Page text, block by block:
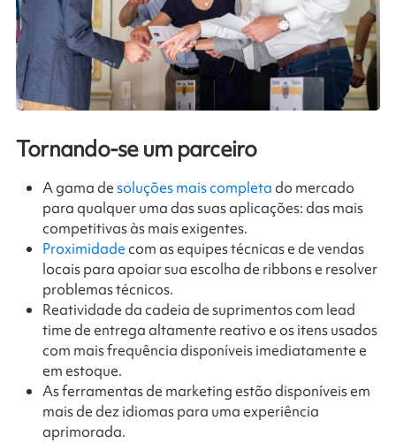
Tornando-se um parceiro
A gama desoluções mais completado mercado
para qualquer uma das suas aplicações: das mais
competitivas às mais exigentes.
Proximidadecom as equipes técnicas e de vendas
locais para apoiar sua escolha de ribbons e resolver
problemas técnicos.
Reatividade da cadeia de suprimentos com lead
time de entrega altamente reativo e os itens usados
​​com mais frequência disponíveis imediatamente e
em estoque.
As ferramentas de marketing estão disponíveis em
mais de dez idiomas para uma experiência
aprimorada.